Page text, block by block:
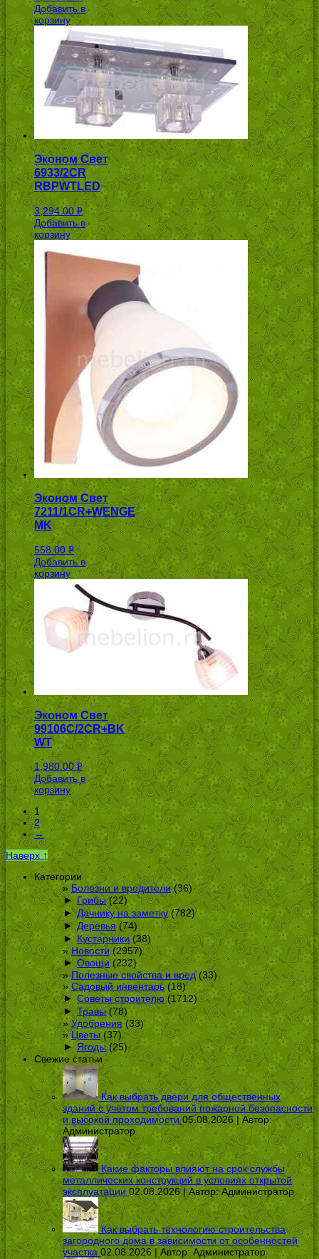
УБ.
Добавить в
корзину
Эконом Свет
6933/2CR
RBPWTLED
3,294.00 Р
УБ.
Добавить в
корзину
Эконом Свет
7211/1CR+WENGE
MK
558.00Р
УБ.
Добавить в
корзину
Эконом Свет
99106C/2CR+BK
WT
1,980.00Р
УБ.
Добавить в
корзину
1
2
→
Наверх ↑
Категории
Болезни и вредители(36)
► Грибы(22)
► Дачнику на заметку(782)
► Деревья(74)
► Кустарники (38)
Новости(2957)
► Овощи(232)
Полезные свойства и вред(33)
Садовый инвентарь(18)
► Советы строителю(1712)
► Травы(78)
Удобрения(33)
Цветы (37)
► Ягоды(25)
Свежие статьи
Как выбрать двери для общественных
зданий с учётом требований пожарной безопасности
и высокой проходимости 05.08.2026 | Автор:
Администратор
Какие факторы влияют на срок службы
металлических конструкций в условиях открытой
эксплуатации 02.08.2026 | Автор:Администратор
Как выбрать технологию строительства
загородного дома в зависимости от особенностей
участка 02.08.2026 | Автор:Администратор